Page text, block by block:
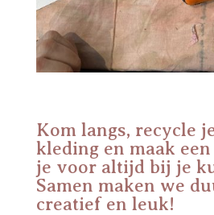
Kom langs, recycle
kleding en maak
je voor altijd bij je
Samen maken we
creatief en leuk!